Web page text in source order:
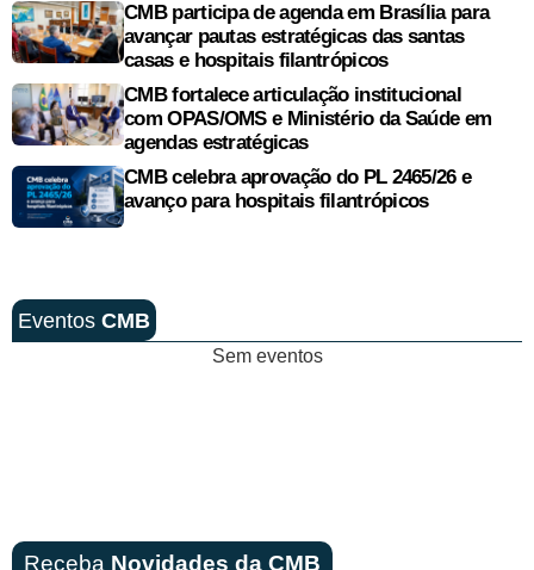
CMB participa de agenda em Brasília para
avançar pautas estratégicas das santas
casas e hospitais filantrópicos
CMB fortalece articulação institucional
com OPAS/OMS e Ministério da Saúde em
agendas estratégicas
CMB celebra aprovação do PL 2465/26 e
avanço para hospitais filantrópicos
Eventos CMB
Sem eventos
Receba Novidades da CMB